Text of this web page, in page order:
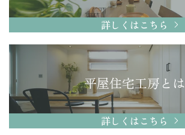
詳しくはこちら
平屋住宅工房とは
詳しくはこちら